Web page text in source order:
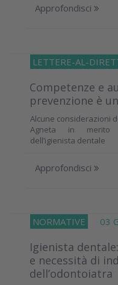
Approfondisci
LETTERE-AL-
Competenze e
prevenzione è
Alcune considerazioni
Agneta in merito
dell’igienista dentale
Approfondisci
NORMATIVE 03
Igienista
e necessità di
dell’odontoiatra